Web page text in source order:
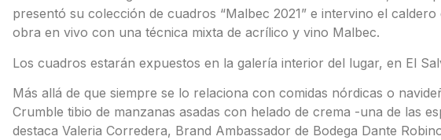
presentó su colección de cuadros “Malbec 2021” e intervino el
obra en vivo con una técnica mixta de acrílico y vino Malbec.
Los cuadros estarán expuestos en la galería interior del lugar, en El
Más allá de que siempre se lo relaciona con comidas nórdicas o
Crumble tibio de manzanas asadas con helado de crema -una de las
destaca Valeria Corredera, Brand Ambassador de Bodega Dante